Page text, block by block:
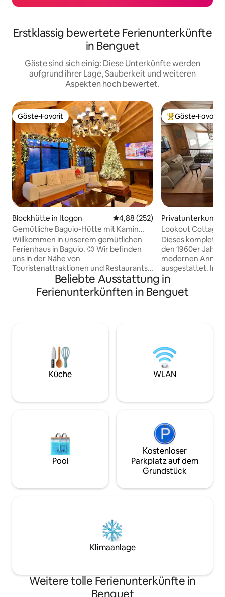
Erstklassig bewertete Ferienunterkünfte
in Benguet
Gäste sind sich einig: Diese Unterkünfte werden
aufgrund ihrer Lage, Sauberkeit und weiteren
Aspekten hoch bewertet.
Gäste-Favorit
Gäste-Favorit
Blockhütte in Itogon Durchschnittliche Bewertung:
4,88 (252)
Gemütliche Baguio-Hütte mit Kamin
und Bergblick
Willkommen in unserem gemütlichen
Ferienhaus in Baguio. 😊 Wir befinden
uns in der Nähe von
Touristenattraktionen und Restaurants.
🚩Touristenattraktionen The Mansion 5
Minuten mit dem 🚗 Wright Park 5
Minuten mit dem 🚗 Mines View Park 5
Minuten mit dem 🚗 🍴
Restaurants/Cafés: Lemon and Olives 8
Minuten mit dem 🚗 Craft 1945 5
Minuten mit dem 🚗 Valencias 5 Minuten
Minuten mit dem 🚗 Cafe Stella 20
Beliebter Gäste-
Gäste-Favorit
Privatunterkunft
Lookout Cottage,
Dieses komplett
den 1960er
modernen
ausgestattet. Inmitten weitläufiger
Landschaften
erinnert es an
Baguio“. In der
perfekt für
Gruppenreisen,
einem
Zuhause legen,
stilvolles
Beliebte Ausstattung in
Ferienunterkünften in Benguet
Küche WLAN
Pool
Kostenloser
Parkplatz auf dem
Grundstück
Klimaanlage
Weitere tolle Ferienunterkünfte in